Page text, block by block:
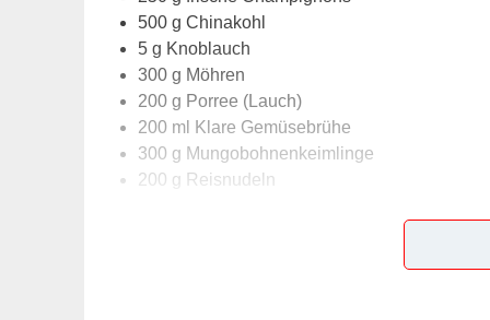
500 g Chinakohl
5 g Knoblauch
300 g Möhren
200 g Porree (Lauch)
200 ml Klare Gemüsebrühe
300 g Mungobohnenkeimlinge
200 g Reisnudeln
Lob, Kritik, Fragen oder Anregungen zum
dieser Seite & auch eine Bewertung!